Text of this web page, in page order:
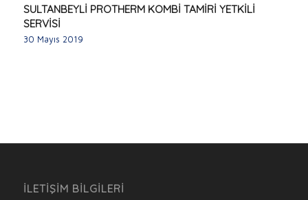
SULTANBEYLİ PROTHERM KOMBİ TAMİRİ YETKİLİ
SERVİSİ
30 Mayıs 2019
İLETİŞİM BİLGİLERİ